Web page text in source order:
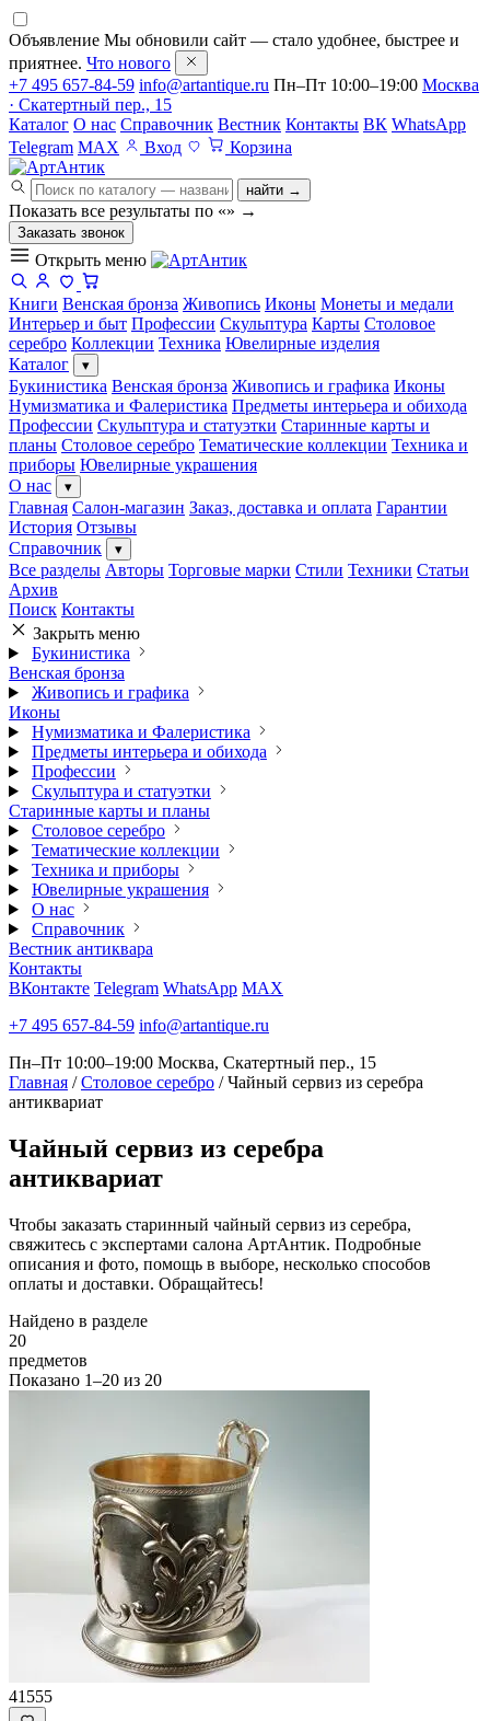
Объявление Мы обновили сайт — стало удобнее, быстрее и
приятнее. Что нового
+7 495 657-84-59 info@artantique.ru Пн–Пт 10:00–19:00 Москва
· Скатертный пер., 15
Каталог О нас Справочник Вестник Контакты ВК WhatsApp
Telegram MAX Вход Корзина
найти →
Показать все результаты по «» →
Заказать звонок
Открыть меню
Книги Венская бронза Живопись Иконы Монеты и медали
Интерьер и быт Профессии Скульптура Карты Столовое
серебро Коллекции Техника Ювелирные изделия
Каталог
▾
Букинистика Венская бронза Живопись и графика Иконы
Нумизматика и Фалеристика Предметы интерьера и обихода
Профессии Скульптура и статуэтки Старинные карты и
планы Столовое серебро Тематические коллекции Техника и
приборы Ювелирные украшения
О нас
▾
Главная Салон-магазин Заказ, доставка и оплата Гарантии
История Отзывы
Справочник
▾
Все разделы Авторы Торговые марки Стили Техники Статьи
Архив
Поиск Контакты
Закрыть меню
Букинистика
Венская бронза
Живопись и графика
Иконы
Нумизматика и Фалеристика
Предметы интерьера и обихода
Профессии
Скульптура и статуэтки
Старинные карты и планы
Столовое серебро
Тематические коллекции
Техника и приборы
Ювелирные украшения
О нас
Справочник
Вестник антиквара
Контакты
ВКонтакте Telegram WhatsApp MAX
+7 495 657-84-59 info@artantique.ru
Пн–Пт 10:00–19:00 Москва, Скатертный пер., 15
Главная / Столовое серебро / Чайный сервиз из серебра
антиквариат
Чайный сервиз из серебра
антиквариат
Чтобы заказать старинный чайный сервиз из серебра,
свяжитесь с экспертами салона АртАнтик. Подробные
описания и фото, помощь в выборе, несколько способов
оплаты и доставки. Обращайтесь!
Найдено в разделе
20
предметов
Показано 1–20 из 20
41555